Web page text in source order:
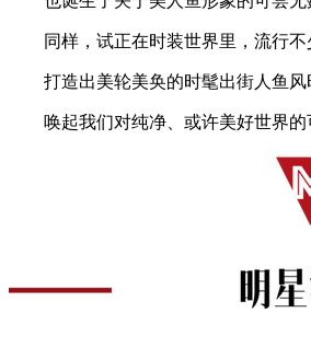
同样，试正在时装世界里，流行不
打造出美轮美奂的时髦出街人鱼风
唤起我们对纯净、或许美好世界的